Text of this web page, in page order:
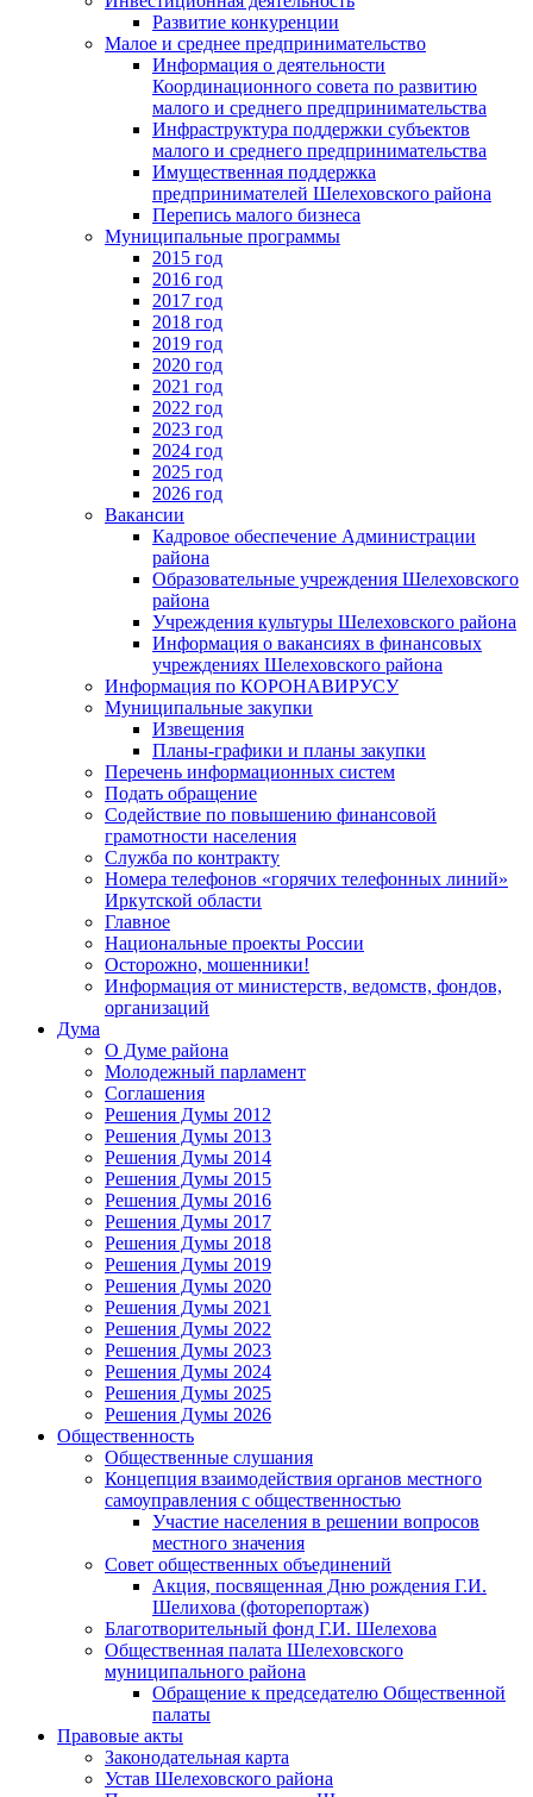
Развитие конкуренции
Малое и среднее предпринимательство
Информация о деятельности
Координационного совета по развитию
малого и среднего предпринимательства
Инфраструктура поддержки субъектов
малого и среднего предпринимательства
Имущественная поддержка
предпринимателей Шелеховского района
Перепись малого бизнеса
Муниципальные программы
2015 год
2016 год
2017 год
2018 год
2019 год
2020 год
2021 год
2022 год
2023 год
2024 год
2025 год
2026 год
Вакансии
Кадровое обеспечение Администрации
района
Образовательные учреждения Шелеховского
района
Учреждения культуры Шелеховского района
Информация о вакансиях в финансовых
учреждениях Шелеховского района
Информация по КОРОНАВИРУСУ
Муниципальные закупки
Извещения
Планы-графики и планы закупки
Перечень информационных систем
Подать обращение
Содействие по повышению финансовой
грамотности населения
Служба по контракту
Номера телефонов «горячих телефонных линий»
Иркутской области
Главное
Национальные проекты России
Осторожно, мошенники!
Информация от министерств, ведомств, фондов,
организаций
Дума
О Думе района
Молодежный парламент
Соглашения
Решения Думы 2012
Решения Думы 2013
Решения Думы 2014
Решения Думы 2015
Решения Думы 2016
Решения Думы 2017
Решения Думы 2018
Решения Думы 2019
Решения Думы 2020
Решения Думы 2021
Решения Думы 2022
Решения Думы 2023
Решения Думы 2024
Решения Думы 2025
Решения Думы 2026
Общественность
Общественные слушания
Концепция взаимодействия органов местного
самоуправления с общественностью
Участие населения в решении вопросов
местного значения
Совет общественных объединений
Акция, посвященная Дню рождения Г.И.
Шелихова (фоторепортаж)
Благотворительный фонд Г.И. Шелехова
Общественная палата Шелеховского
муниципального района
Обращение к председателю Общественной
палаты
Правовые акты
Законодательная карта
Устав Шелеховского района